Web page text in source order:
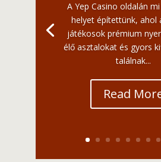
A Yep Casino oldalán
helyet építettünk, ahol
játékosok prémium
élő asztalokat és gyors
találnak...
Read